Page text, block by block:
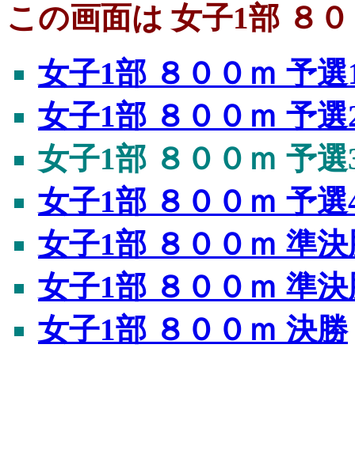
この画面は 女子1部 ８
女子1部 ８００ｍ 予選
女子1部 ８００ｍ 予選
女子1部 ８００ｍ 予選
女子1部 ８００ｍ 予選
女子1部 ８００ｍ 準
女子1部 ８００ｍ 準
女子1部 ８００ｍ 決勝